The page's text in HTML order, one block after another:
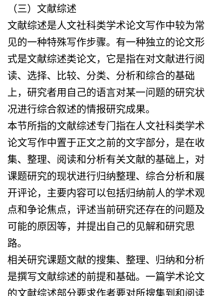
（三）文献综述
文献综述是人文社科类学术论文写作中较为常
见的一种特殊写作步骤。有一种独立的论文形
式是文献综述类论文，它是指在对文献进行阅
读、选择、比较、分类、分析和综合的基础
上，研究者用自己的语言对某一问题的研究状
况进行综合叙述的情报研究成果。
本节所指的文献综述专门指在人文社科类学术
论文写作中置于正文之前的文字部分，是在收
集、整理、阅读和分析有关文献的基础上，对
课题研究的现状进行归纳整理、综合分析和展
开评论，主要内容可以包括归纳前人的学术观
点和争论焦点，评述当前研究还存在的问题及
可能的原因等，并提出自己的见解和研究思
路。
相关研究课题文献的搜集、整理、归纳和分析
是撰写文献综述的前提和基础。一篇学术论文
的文献综述部分要求作者要对所搜集到和阅读